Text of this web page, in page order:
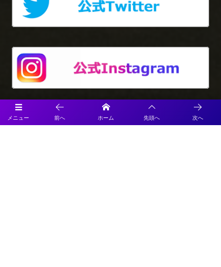
メニュー 前へ ホーム 先頭へ 次へ